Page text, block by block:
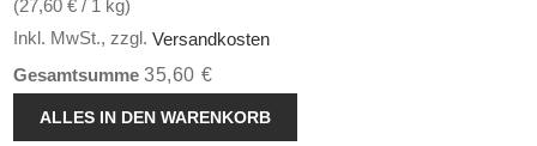
(27,60 € / 1 kg)
Inkl. MwSt., zzgl. Versandkosten
Gesamtsumme 35,60 €
ALLES IN DEN WARENKORB